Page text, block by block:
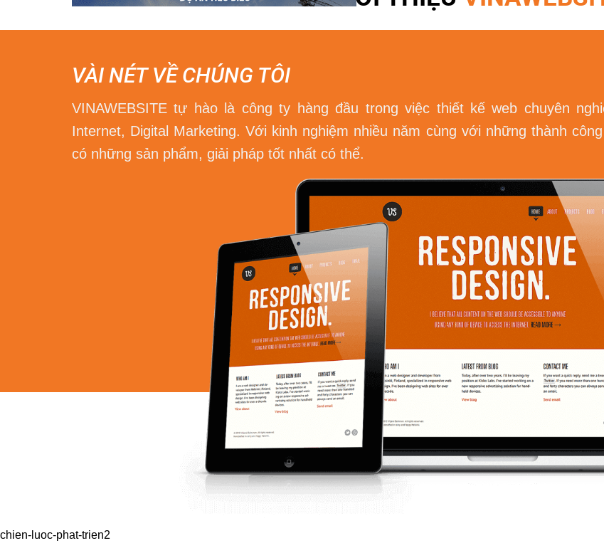
VÀI NÉT VỀ CHÚNG TÔI
VINAWEBSITE tự hào là công ty hàng đầu trong việc thiết kế web chuyên
Internet, Digital Marketing. Với kinh nghiệm nhiều năm cùng với những thành
có những sản phẩm, giải pháp tốt nhất có thể.